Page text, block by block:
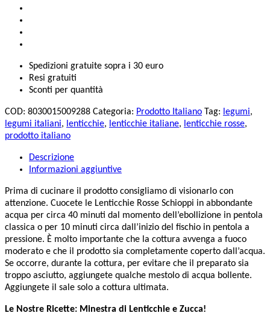
Spedizioni gratuite sopra i 30 euro
Resi gratuiti
Sconti per quantità
COD: 8030015009288 Categoria: Prodotto Italiano Tag: legumi,
legumi italiani, lenticchie, lenticchie italiane, lenticchie rosse,
prodotto italiano
Descrizione
Informazioni aggiuntive
Prima di cucinare il prodotto consigliamo di visionarlo con
attenzione. Cuocete le Lenticchie Rosse Schioppi in abbondante
acqua per circa 40 minuti dal momento dell’ebollizione in pentola
classica o per 10 minuti circa dall’inizio del fischio in pentola a
pressione. È molto importante che la cottura avvenga a fuoco
moderato e che il prodotto sia completamente coperto dall’acqua.
Se occorre, durante la cottura, per evitare che il preparato sia
troppo asciutto, aggiungete qualche mestolo di acqua bollente.
Aggiungete il sale solo a cottura ultimata.
Le Nostre Ricette: Minestra di Lenticchie e Zucca!